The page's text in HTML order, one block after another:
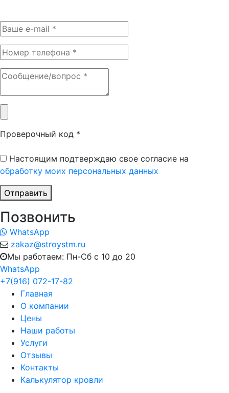
Проверочный код *
Настоящим подтверждаю свое согласие на
обработку моих персональных данных
Отправить
Позвонить
WhatsApp
zakaz@stroystm.ru
Мы работаем: Пн-Сб с 10 до 20
WhatsApp
+7(916) 072-17-82
Главная
О компании
Цены
Наши работы
Услуги
Отзывы
Контакты
Калькулятор кровли